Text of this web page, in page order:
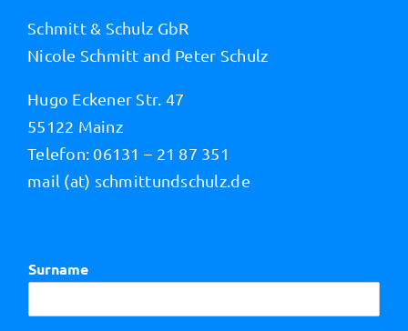
Schmitt & Schulz GbR
Nicole Schmitt and Peter Schulz
Hugo Eckener Str. 47
55122 Mainz
Telefon: 06131 – 21 87 351
mail (at) schmittundschulz.de
Surname